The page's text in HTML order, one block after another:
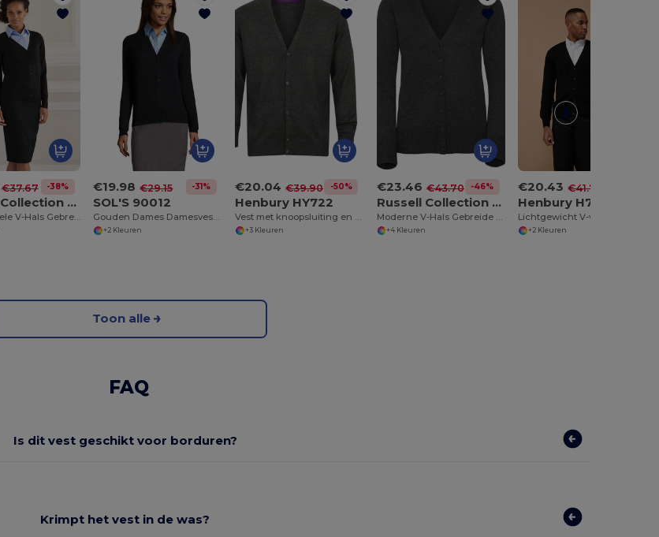
€37.67 -38%
Russell Collection R-715F-0
Comfortabele V-Hals Gebreide Cardigan
€19.98 €29.15 -31%
SOL'S 90012
+2 Kleuren
€20.04 €39.90 -50%
Henbury HY722
+3 Kleuren
€23.46 €43.70 -46%
Russell Collection JZ715
+4 Kleuren
€20.43 €41.76
Henbury H722
+2 Kleuren
Toon alle
FAQ
Is dit vest geschikt voor borduren?
Krimpt het vest in de was?